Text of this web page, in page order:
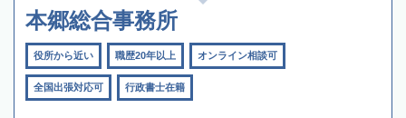
本郷総合事務所
役所から近い 職歴20年以上 オンライン相談可
全国出張対応可 行政書士在籍